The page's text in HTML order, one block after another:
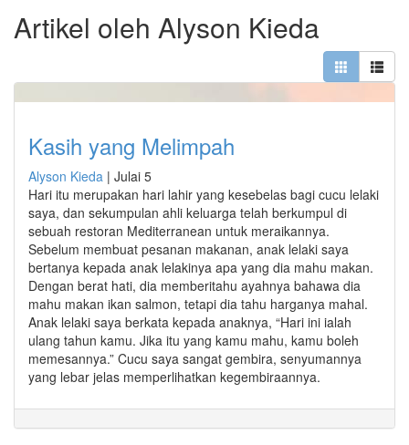
Artikel oleh Alyson Kieda
Kasih yang Melimpah
Alyson Kieda | Julai 5
Hari itu merupakan hari lahir yang kesebelas bagi cucu lelaki
saya, dan sekumpulan ahli keluarga telah berkumpul di
sebuah restoran Mediterranean untuk meraikannya.
Sebelum membuat pesanan makanan, anak lelaki saya
bertanya kepada anak lelakinya apa yang dia mahu makan.
Dengan berat hati, dia memberitahu ayahnya bahawa dia
mahu makan ikan salmon, tetapi dia tahu harganya mahal.
Anak lelaki saya berkata kepada anaknya, “Hari ini ialah
ulang tahun kamu. Jika itu yang kamu mahu, kamu boleh
memesannya.” Cucu saya sangat gembira, senyumannya
yang lebar jelas memperlihatkan kegembiraannya.